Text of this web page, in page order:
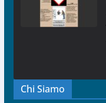
Chi Siamo